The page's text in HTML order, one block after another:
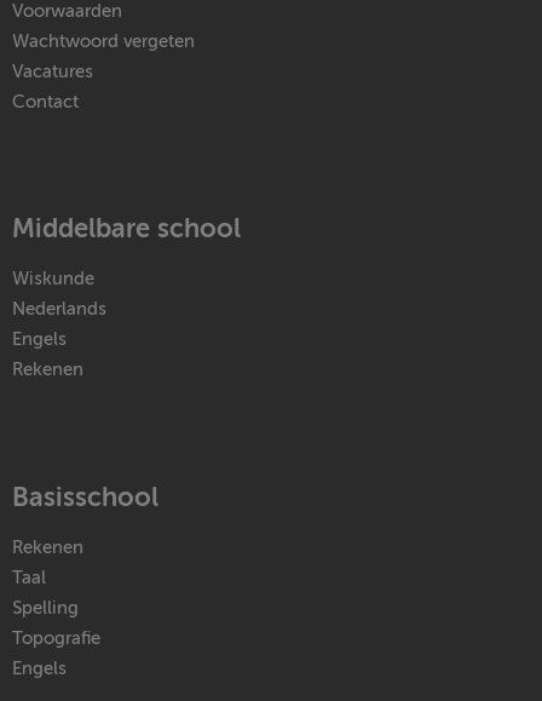
Voorwaarden
Wachtwoord vergeten
Vacatures
Contact
Middelbare school
Wiskunde
Nederlands
Engels
Rekenen
Basisschool
Rekenen
Taal
Spelling
Topografie
Engels